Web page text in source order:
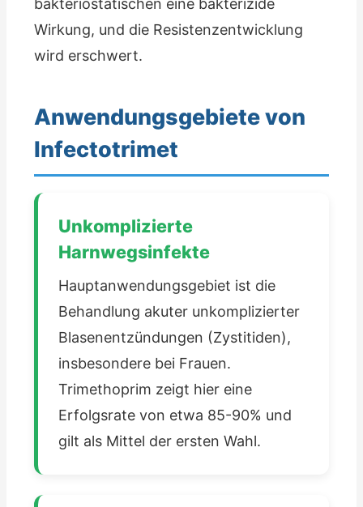
bakteriostatischen eine bakterizide
Wirkung, und die Resistenzentwicklung
wird erschwert.
Anwendungsgebiete von
Infectotrimet
Unkomplizierte
Harnwegsinfekte
Hauptanwendungsgebiet ist die
Behandlung akuter unkomplizierter
Blasenentzündungen (Zystitiden),
insbesondere bei Frauen.
Trimethoprim zeigt hier eine
Erfolgsrate von etwa 85-90% und
gilt als Mittel der ersten Wahl.